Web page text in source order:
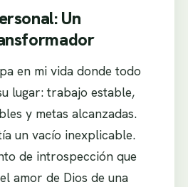
Un
en mi vida donde todo
lugar: trabajo estable,
y metas alcanzadas.
un vacío inexplicable.
de introspección que
amor de Dios de una